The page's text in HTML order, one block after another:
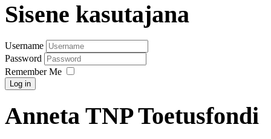
Sisene kasutajana
Username
Password
Remember Me
Log in
Anneta TNP Toetusfondi